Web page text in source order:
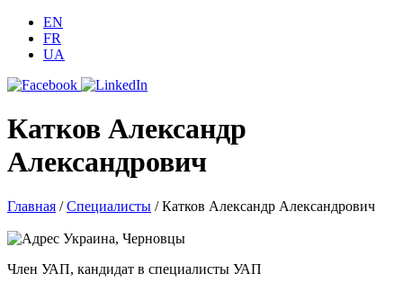
EN
FR
UA
Катков Александр
Александрович
Главная /Специалисты /Катков Александр Александрович
Украина, Черновцы
Член УАП, кандидат в специалисты УАП